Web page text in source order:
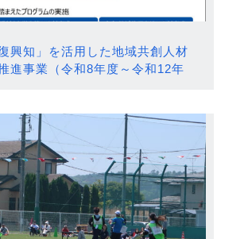
興知」を活用した地域共創人材
進事業（令和8年度～令和12年